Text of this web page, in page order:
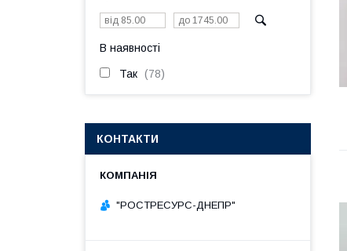
В наявності
Так 78
КОНТАКТИ
"РОСТРЕСУРС-ДНЕПР"